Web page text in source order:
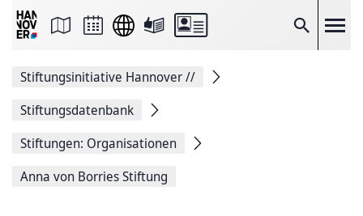
Suche
Seite
Facebook
teilen
Seitenlink
Seite
Stiftungsinitiative Hannover//
Stiftungsdatenbank
Stiftungen: Organisationen
Anna von Borries Stiftung